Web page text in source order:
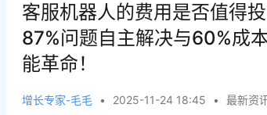
客服机器人的费用是否值得
87%问题自主解决与60%成
能革命！
增长专家-毛毛 • 2025-11-24 18:45 • 最新资